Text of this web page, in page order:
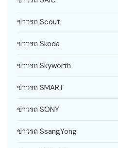
ข่าวรถ Scout
ข่าวรถ Skoda
ข่าวรถ Skyworth
ข่าวรถ SMART
ข่าวรถ SONY
ข่าวรถ SsangYong